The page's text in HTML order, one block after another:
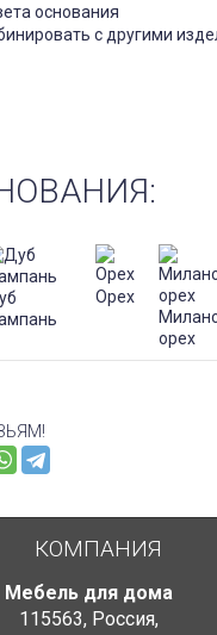
основания
с другими
Орех
орех
КОМПАНИЯ
Мебель для дома
115563, Россия,